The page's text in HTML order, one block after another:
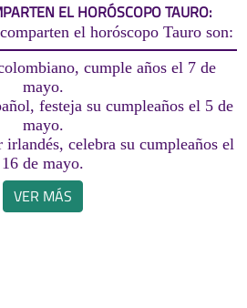
EL HORÓSCOPO TAURO:
el horóscopo Tauro son:
cumple años el 7 de
mayo.
festeja su cumpleaños el 5 de
mayo.
irlandés, celebra su cumpleaños el
16 de mayo.
VER MÁS